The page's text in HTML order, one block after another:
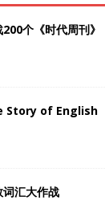
个《时代周刊》
Story of English
汇大作战